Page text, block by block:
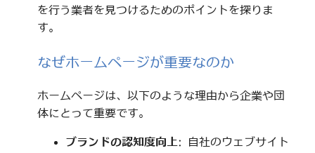
を行う業者を見つけるためのポイントを探りま
す。
なぜホームページが重要なのか
ホームページは、以下のような理由から企業や団
体にとって重要です。
ブランドの認知度向上: 自社のウェブサイト